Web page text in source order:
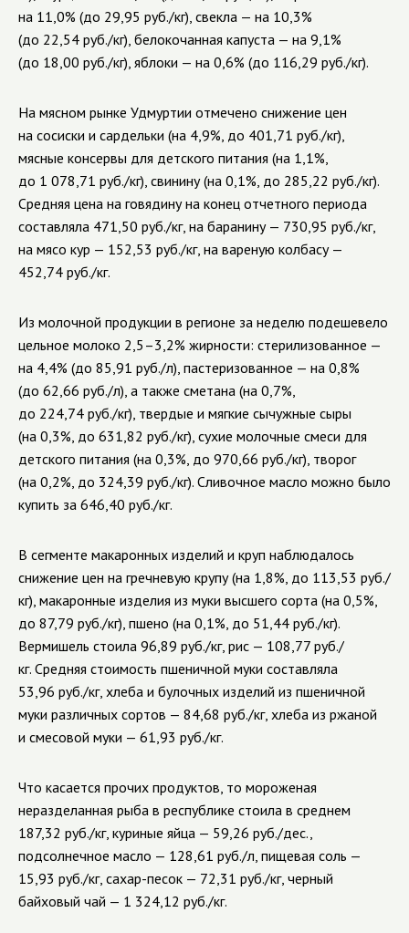
на 11,0% (до 29,95 руб./кг), свекла — на 10,3%
(до 22,54 руб./кг), белокочанная капуста — на 9,1%
(до 18,00 руб./кг), яблоки — на 0,6% (до 116,29 руб./кг).
На мясном рынке Удмуртии отмечено снижение цен
на сосиски и сардельки (на 4,9%, до 401,71 руб./кг),
мясные консервы для детского питания (на 1,1%,
до 1 078,71 руб./кг), свинину (на 0,1%, до 285,22 руб./кг).
Средняя цена на говядину на конец отчетного периода
составляла 471,50 руб./кг, на баранину — 730,95 руб./кг,
на мясо кур — 152,53 руб./кг, на вареную колбасу —
452,74 руб./кг.
Из молочной продукции в регионе за неделю подешевело
цельное молоко 2,5–3,2% жирности: стерилизованное —
на 4,4% (до 85,91 руб./л), пастеризованное — на 0,8%
(до 62,66 руб./л), а также сметана (на 0,7%,
до 224,74 руб./кг), твердые и мягкие сычужные сыры
(на 0,3%, до 631,82 руб./кг), сухие молочные смеси для
детского питания (на 0,3%, до 970,66 руб./кг), творог
(на 0,2%, до 324,39 руб./кг). Сливочное масло можно было
купить за 646,40 руб./кг.
В сегменте макаронных изделий и круп наблюдалось
снижение цен на гречневую крупу (на 1,8%, до 113,53 руб./
кг), макаронные изделия из муки высшего сорта (на 0,5%,
до 87,79 руб./кг), пшено (на 0,1%, до 51,44 руб./кг).
Вермишель стоила 96,89 руб./кг, рис — 108,77 руб./
кг. Средняя стоимость пшеничной муки составляла
53,96 руб./кг, хлеба и булочных изделий из пшеничной
муки различных сортов — 84,68 руб./кг, хлеба из ржаной
и смесовой муки — 61,93 руб./кг.
Что касается прочих продуктов, то мороженая
неразделанная рыба в республике стоила в среднем
187,32 руб./кг, куриные яйца — 59,26 руб./дес.,
подсолнечное масло — 128,61 руб./л, пищевая соль —
15,93 руб./кг, сахар-песок — 72,31 руб./кг, черный
байховый чай — 1 324,12 руб./кг.